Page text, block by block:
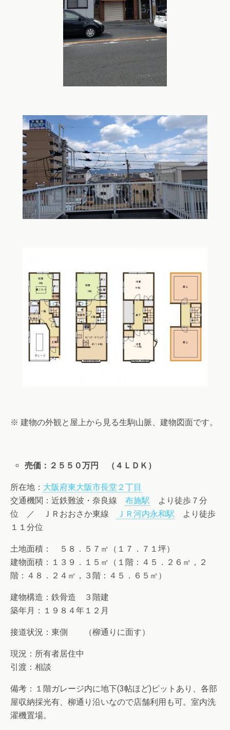
※ 建物の外観と屋上から見る生駒山脈、建物図面です。
売価：２５５０万円 （４ＬＤＫ）
所在地： 大阪府東大阪市長堂２丁目
交通機関：近鉄難波・奈良線 布施駅 より徒歩７分
位 ／ ＪＲおおさか東線
ＪＲ河内永和駅 より徒歩
１１分位
土地面積： ５８．５７㎡（１７．７１坪）
建物面積：１３９．１５㎡（１階：４５．２６㎡，２
階：４８．２４㎡，３階：４５．６５㎡）
建物構造：鉄骨造 ３階建
築年月：１９８４年１２月
接道状況：東側 （柳通りに面す）
現況：所有者居住中
引渡：相談
備考：１階ガレージ内に地下(3帖ほど)ピットあり、各部
屋収納採光有、柳通り沿いなので店舗利用も可。室内洗
濯機置場。